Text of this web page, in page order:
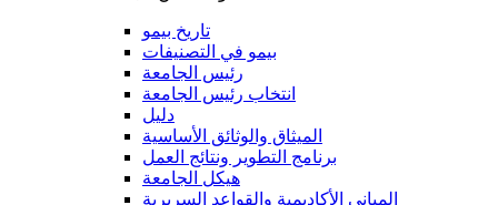
تاريخ بيمو
بيمو في التصنيفات
رئيس الجامعة
انتخاب رئيس الجامعة
دليل
الميثاق والوثائق الأساسية
برنامج التطوير ونتائج العمل
هيكل الجامعة
المباني الأكاديمية والقواعد السريرية